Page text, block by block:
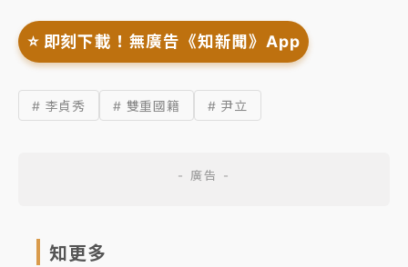
⭐️ 即刻下載！無廣告《知新聞》App
# 李貞秀 # 雙重國籍 # 尹立
知更多